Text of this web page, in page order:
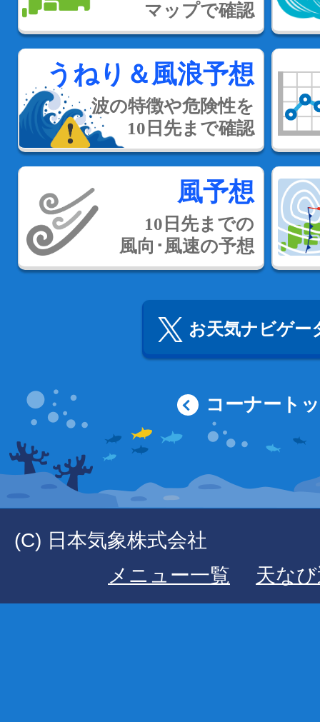
マップで確認
うねり＆風浪予想
波の特徴や危険性を
10日先まで確認
風予想
10日先までの
風向･風速の予想
お天気ナビゲー
コーナート
(C) 日本気象株式会社
メニュー一覧
天な